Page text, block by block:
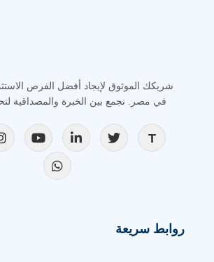
شريكك الموثوق لإيجاد أفضل الفرص
في مصر. نجمع بين الخبرة والمصداقية
روابط سريعة